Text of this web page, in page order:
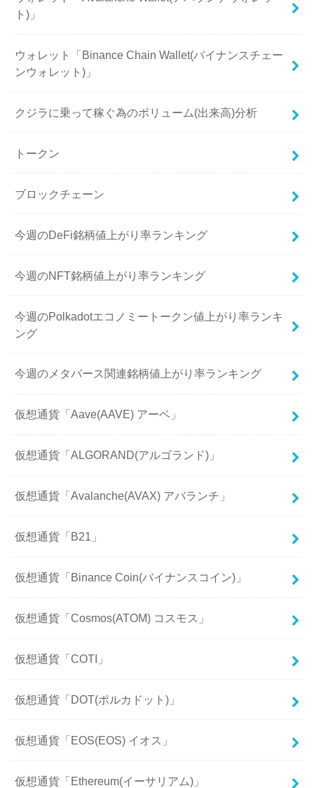
ト)」
ウォレット「Binance Chain Wallet(バイナンスチェー
ンウォレット)」
クジラに乗って稼ぐ為のボリューム(出来高)分析
トークン
ブロックチェーン
今週のDeFi銘柄値上がり率ランキング
今週のNFT銘柄値上がり率ランキング
今週のPolkadotエコノミートークン値上がり率ランキ
ング
今週のメタバース関連銘柄値上がり率ランキング
仮想通貨「Aave(AAVE) アーベ」
仮想通貨「ALGORAND(アルゴランド)」
仮想通貨「Avalanche(AVAX) アバランチ」
仮想通貨「B21」
仮想通貨「Binance Coin(バイナンスコイン)」
仮想通貨「Cosmos(ATOM) コスモス」
仮想通貨「COTI」
仮想通貨「DOT(ポルカドット)」
仮想通貨「EOS(EOS) イオス」
仮想通貨「Ethereum(イーサリアム)」